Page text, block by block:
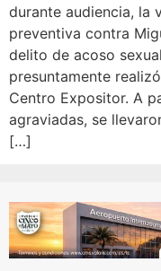
durante audiencia, la
preventiva contra
delito de acoso
presuntamente
Centro Expositor. A
agraviadas, se
[…]